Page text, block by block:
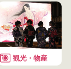
観光・物産